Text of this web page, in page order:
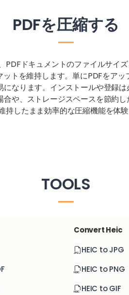
PDFを圧縮する
ドキュメントのファイルサイ
トを維持します。単にPDFをア
なります。インストールや登録
や、ストレージスペースを節約
したまま効率的な圧縮機能を体験
TOOLS
Convert Heic
HEIC to JPG
HEIC to PNG
HEIC to GIF